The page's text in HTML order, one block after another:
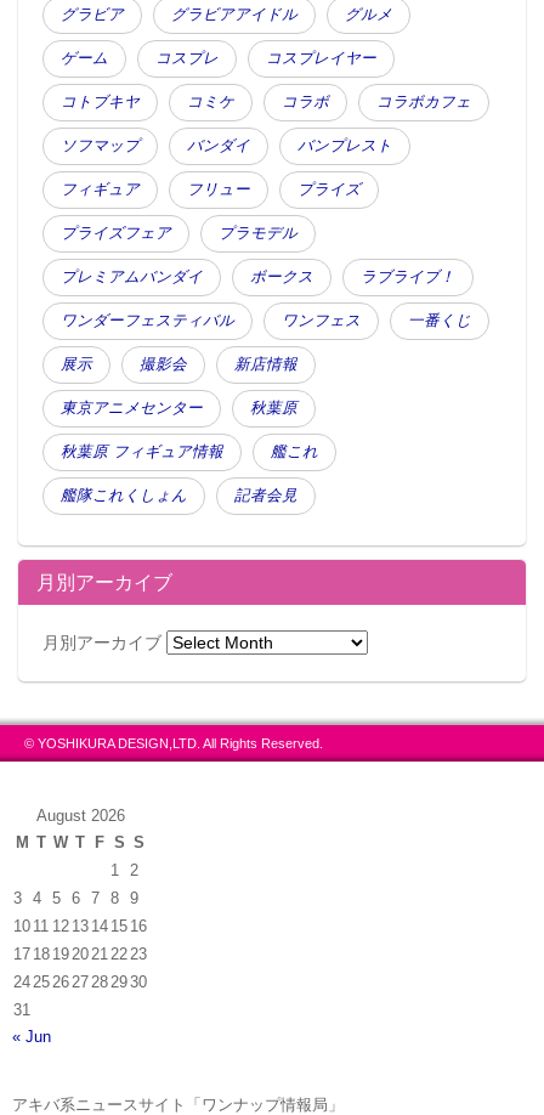
グラビア グラビアアイドル グルメ
ゲーム コスプレ コスプレイヤー
コトブキヤ コミケ コラボ コラボカフェ
ソフマップ バンダイ バンプレスト
フィギュア フリュー プライズ
プライズフェア プラモデル
プレミアムバンダイ ボークス ラブライブ！
ワンダーフェスティバル ワンフェス 一番くじ
展示 撮影会 新店情報
東京アニメセンター 秋葉原
秋葉原 フィギュア情報 艦これ
艦隊これくしょん 記者会見
月別アーカイブ
月別アーカイブ
© YOSHIKURA DESIGN,LTD. All Rights Reserved.
August 2026
M T W T F S S
1
2
3
4 5 6 7 8
9
10 11 12 13 14 15 16
17 18 19 20 21 22 23
24 25 26 27 28 2930
31
« Jun
アキバ系ニュースサイト「ワンナップ情報局」